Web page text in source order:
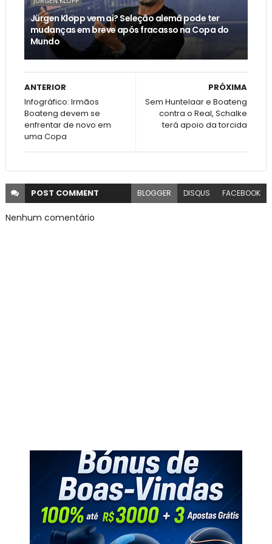
Jürgen Klopp vem aí? Seleção alemã pode ter
mudanças em breve após fracasso na Copa do
Mundo
PRÓXIMA
Sem Huntelaar e Boateng
contra o Real, Schalke
terá apoio da torcida
ANTERIOR
Infográfico: Irmãos
Boateng devem se
enfrentar de novo em
uma Copa
POST COMMENT BLOGGER DISQUS FACEBOOK
Nenhum comentário